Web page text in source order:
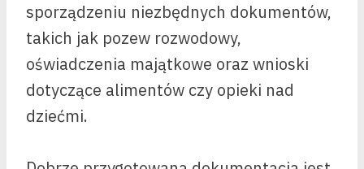
sporządzeniu niezbędnych dokumentów,
takich jak pozew rozwodowy,
oświadczenia majątkowe oraz wnioski
dotyczące alimentów czy opieki nad
dziećmi.